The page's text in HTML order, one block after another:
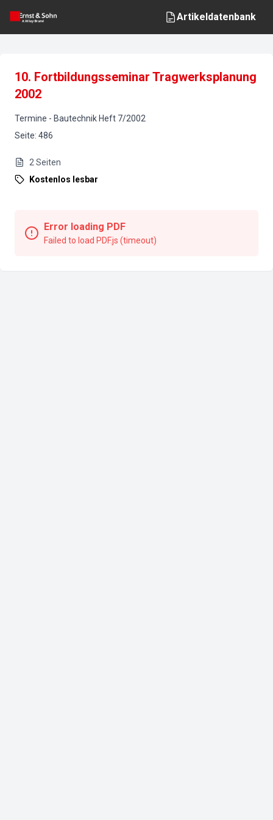
Artikeldatenbank
10. Fortbildungsseminar Tragwerksplanung
2002
Termine - Bautechnik Heft 7/2002
Seite: 486
2 Seiten
Kostenlos lesbar
Error loading PDF
Failed to load PDF.js (timeout)